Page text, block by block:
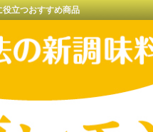
立つおすすめ商品